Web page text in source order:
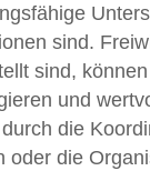
sind.
sind,
und
die
oder die